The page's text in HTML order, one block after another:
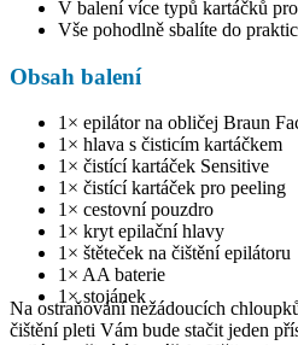
V balení více typů kartáčků
Vše pohodlně sbalíte do
Obsah balení
1× epilátor na obličej Braun
1× hlava s čisticím kartáčkem
1× čistící kartáček Sensitive
1× čistící kartáček pro peeling
1× cestovní pouzdro
1× kryt epilační hlavy
1× štěteček na čištění epilátoru
1× AA baterie
1× stojánek
Na ostraňování nežádoucích
čištění pleti Vám bude stačit jeden